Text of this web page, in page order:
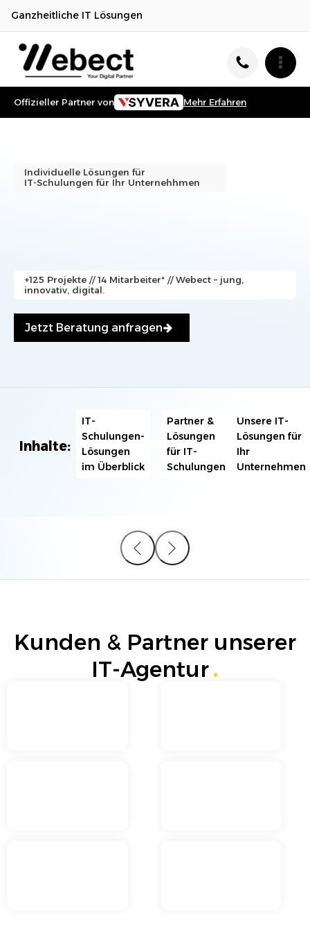
Ganzheitliche IT Lösungen
Offizieller Partner von Mehr Erfahren
Individuelle Lösungen für
IT-Schulungen für Ihr Unternehhmen
+125 Projekte // 14 Mitarbeiter* // Webect – jung,
innovativ, digital.
Jetzt Beratung anfragen
Inhalte:
IT-
Schulungen-
Lösungen
im Überblick
Partner &
Lösungen
für IT-
Schulungen
Unsere IT-
Lösungen für
Ihr
Unternehmen
Kunden & Partner unserer
IT-Agentur